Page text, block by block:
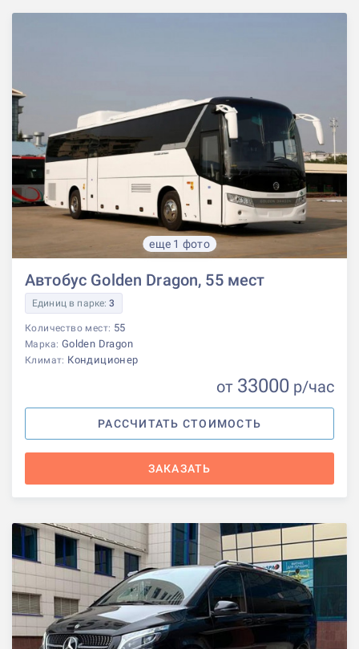
еще 1 фото
Автобус Golden Dragon, 55 мест
Единиц в парке:3
Количество мест: 55
Марка: Golden Dragon
Климат: Кондиционер
от 33000 р/час
РАССЧИТАТЬ СТОИМОСТЬ
ЗАКАЗАТЬ